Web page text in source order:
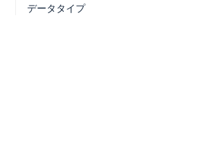
データタイプ